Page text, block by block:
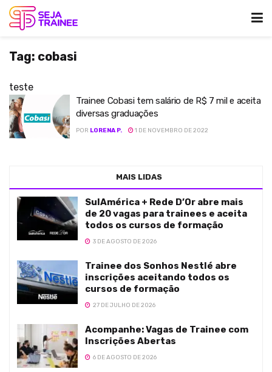
Tag: cobasi
teste
Trainee Cobasi tem salário de R$ 7 mil e aceita
diversas graduações
POR LORENA P. 1 DE NOVEMBRO DE 2022
MAIS LIDAS
SulAmérica + Rede D’Or abre mais
de 20 vagas para trainees e aceita
todos os cursos de formação
3 DE AGOSTO DE 2026
Trainee dos Sonhos Nestlé abre
inscrições aceitando todos os
cursos de formação
27 DE JULHO DE 2026
Acompanhe: Vagas de Trainee com
Inscrições Abertas
6 DE AGOSTO DE 2026